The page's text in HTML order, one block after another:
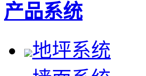
产品系统
地坪系统